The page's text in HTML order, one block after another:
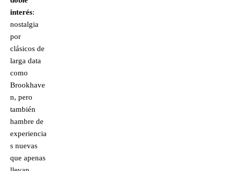
interés:
nostalgia
por
clásicos de
larga data
como
Brookhave
n, pero
también
hambre de
experiencia
s nuevas
que apenas